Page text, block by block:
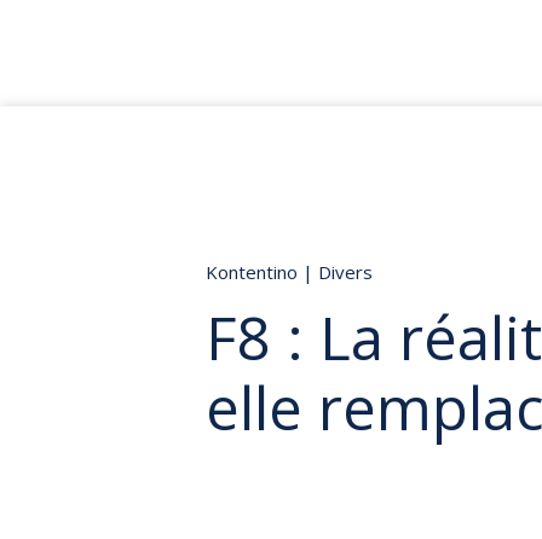
Kontentino | Divers
F8 : La
elle